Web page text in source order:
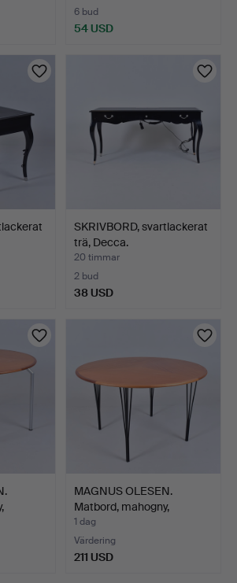
6 bud
54 USD
SKRIVBORD, svartlackerat
trä, Decca.
20 timmar
2 bud
38 USD
MAGNUS OLESEN.
Matbord, mahogny,
Danmark.
1 dag
Värdering
211 USD